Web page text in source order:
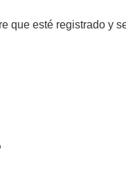
que esté registrado y